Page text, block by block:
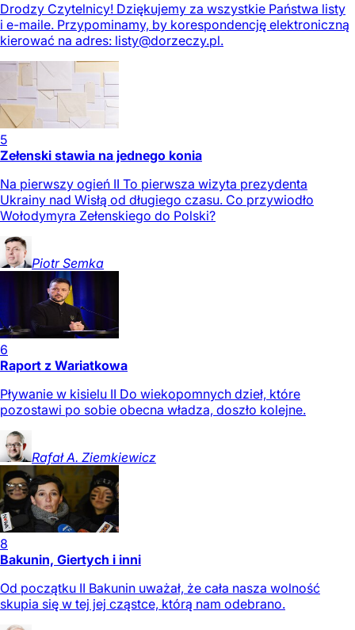
Drodzy Czytelnicy! Dziękujemy za wszystkie Państwa listy
i e-maile. Przypominamy, by korespondencję elektroniczną
kierować na adres: listy@dorzeczy.pl.
5
Zełenski stawia na jednego konia
Na pierwszy ogień II To pierwsza wizyta prezydenta
Ukrainy nad Wisłą od długiego czasu. Co przywiodło
Wołodymyra Zełenskiego do Polski?
Piotr Semka
6
Raport z Wariatkowa
Pływanie w kisielu II Do wiekopomnych dzieł, które
pozostawi po sobie obecna władza, doszło kolejne.
Rafał A. Ziemkiewicz
8
Bakunin, Giertych i inni
Od początku II Bakunin uważał, że cała nasza wolność
skupia się w tej jej cząstce, którą nam odebrano.